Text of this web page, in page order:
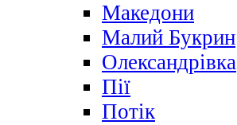
Македони
Малий Букрин
Олександрівка
Пії
Потік